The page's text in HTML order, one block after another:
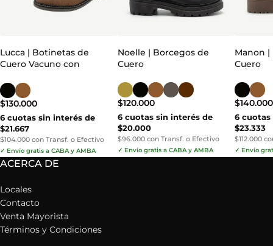
Lucca | Botinetas de
Cuero Vacuno con
$130.000
6 cuotas sin interés de
$21.667
$104.000 con Transf. o Efectivo
✓ Envío gratis a CABA y AMBA
Noelle | Borcegos de
Cuero
$120.000
6 cuotas sin interés de
$20.000
$96.000 con Transf. o Efectivo
✓ Envío gratis a CABA y AMBA
Manon
Cuero
$140.000
6 cuotas
$23.333
$112.000
✓ Envío
ACERCA DE
Locales
Contacto
Venta Mayorista
Términos y Condiciones